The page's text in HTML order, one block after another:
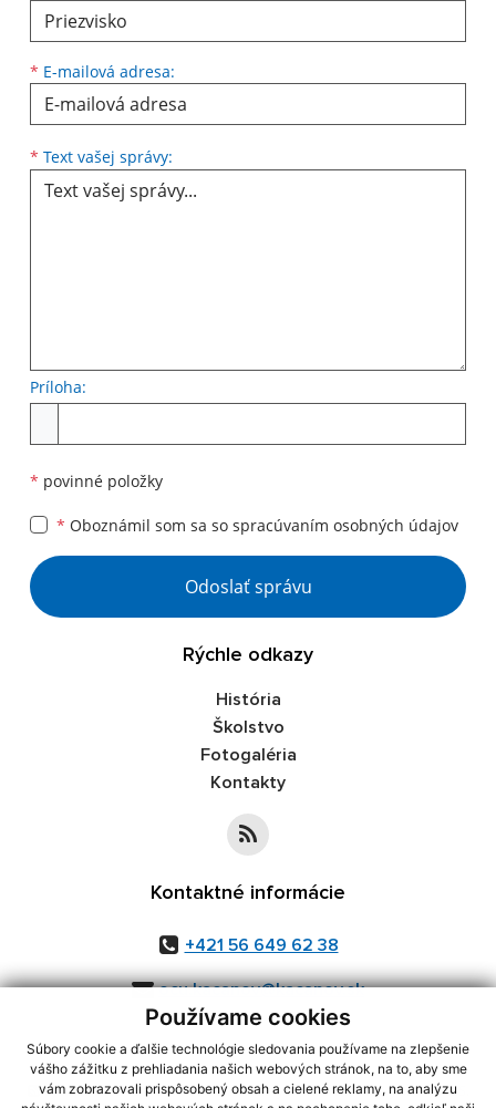
Používame cookies
Súbory cookie a ďalšie technológie sledovania používame na zlepšenie
vášho zážitku z prehliadania našich webových stránok, na to, aby sme
vám zobrazovali prispôsobený obsah a cielené reklamy, na analýzu
* E-mailová adresa:
* Text vašej správy:
Príloha:
* povinné položky
* Oboznámil som sa so spracúvaním osobných údajov
Google reCaptcha Response
Odoslať správu
Rýchle odkazy
História
Školstvo
Fotogaléria
Kontakty
Kontaktné informácie
+421 56 649 62 38
ocu.kacanov@kacanov.sk
využite možnosť získavania aktuálnych informácií s využitím RSS